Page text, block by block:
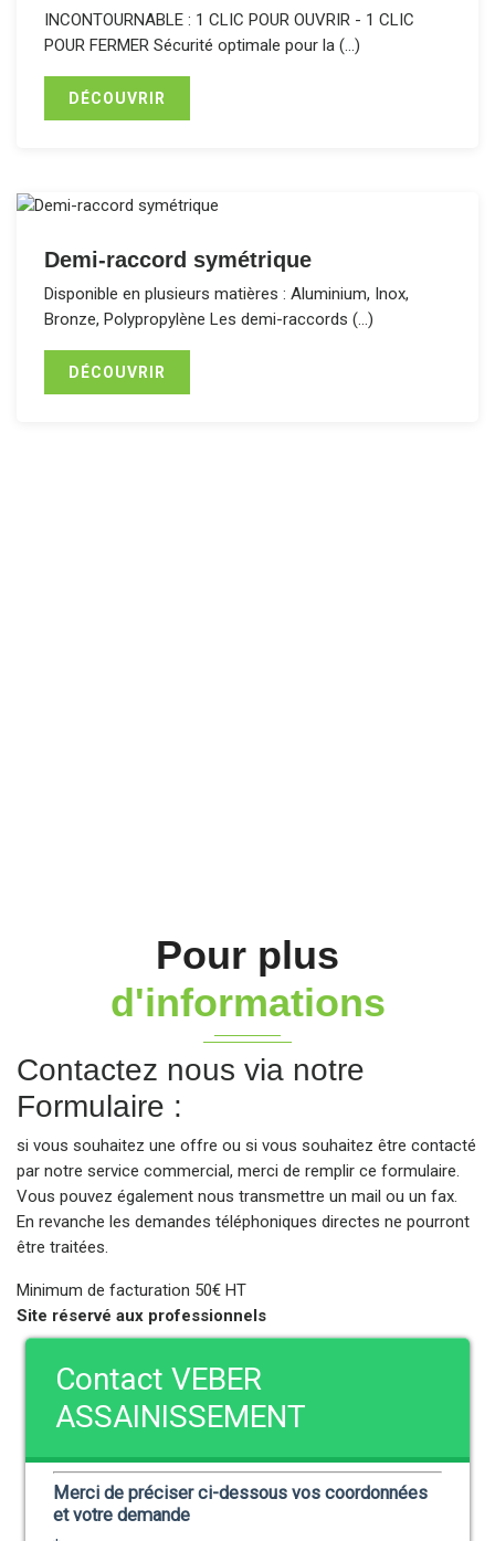
INCONTOURNABLE : 1 CLIC POUR OUVRIR - 1 CLIC
POUR FERMER Sécurité optimale pour la (…)
DÉCOUVRIR
Demi-raccord symétrique
Disponible en plusieurs matières : Aluminium, Inox,
Bronze, Polypropylène Les demi-raccords (…)
DÉCOUVRIR
Pour plus
d'informations
Contactez nous via notre
Formulaire :
si vous souhaitez une offre ou si vous souhaitez être contacté
par notre service commercial, merci de remplir ce formulaire.
Vous pouvez également nous transmettre un mail ou un fax.
En revanche les demandes téléphoniques directes ne pourront
être traitées.
Minimum de facturation 50€ HT
Site réservé aux professionnels